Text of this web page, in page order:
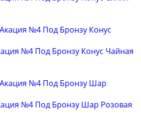
№4 Под Бронзу Конус Чайная
№4 Под Бронзу Шар Розовая